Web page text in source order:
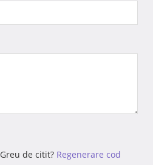
Greu de citit? Regenerare cod